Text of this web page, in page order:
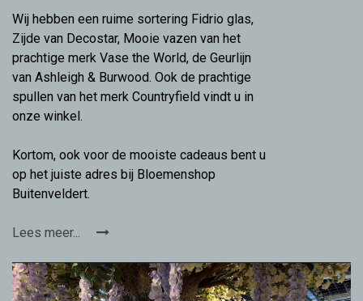
Wij hebben een ruime sortering Fidrio glas,
Zijde van Decostar, Mooie vazen van het
prachtige merk Vase the World, de Geurlijn
van Ashleigh & Burwood. Ook de prachtige
spullen van het merk Countryfield vindt u in
onze winkel.
Kortom, ook voor de mooiste cadeaus bent u
op het juiste adres bij Bloemenshop
Buitenveldert.
Lees meer...